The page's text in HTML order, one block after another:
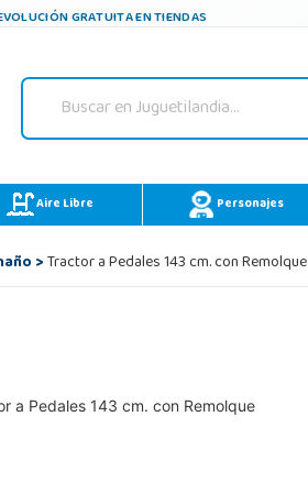
GRATUITA EN TIENDAS
Aire Libre Personajes
>Tractor a Pedales 143 cm. con Remolque